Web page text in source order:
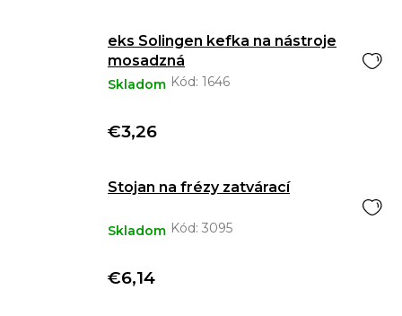
eks Solingen kefka na nástroje
mosadzná
Skladom Kód: 1646
€3,26
Stojan na frézy zatvárací
Skladom Kód: 3095
€6,14